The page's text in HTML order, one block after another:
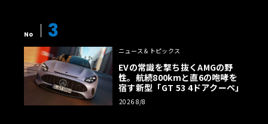
No 3
ニュース＆トピックス
EVの常識を撃ち抜くAMGの野
性。航続800kmと直6の咆哮を
宿す新型「GT 53 4ドアクーペ」
2026 8/8